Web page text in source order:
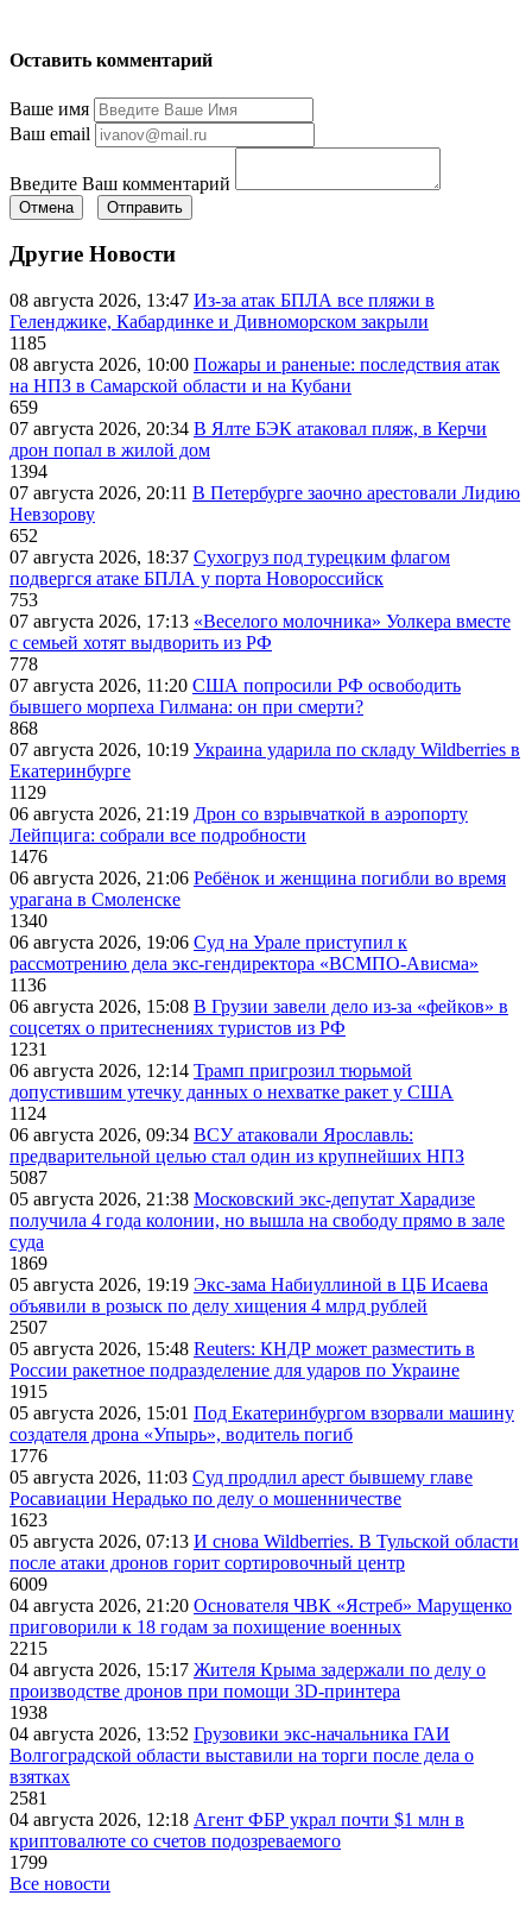
Оставить комментарий
Ваше имя
Ваш email
Введите Ваш комментарий
Отмена Отправить
Другие Новости
08 августа 2026, 13:47 Из-за атак БПЛА все пляжи в
Геленджике, Кабардинке и Дивноморском закрыли
1185
08 августа 2026, 10:00 Пожары и раненые: последствия атак
на НПЗ в Самарской области и на Кубани
659
07 августа 2026, 20:34 В Ялте БЭК атаковал пляж, в Керчи
дрон попал в жилой дом
1394
07 августа 2026, 20:11 В Петербурге заочно арестовали Лидию
Невзорову
652
07 августа 2026, 18:37 Сухогруз под турецким флагом
подвергся атаке БПЛА у порта Новороссийск
753
07 августа 2026, 17:13 «Веселого молочника» Уолкера вместе
с семьей хотят выдворить из РФ
778
07 августа 2026, 11:20 США попросили РФ освободить
бывшего морпеха Гилмана: он при смерти?
868
07 августа 2026, 10:19 Украина ударила по складу Wildberries в
Екатеринбурге
1129
06 августа 2026, 21:19 Дрон со взрывчаткой в аэропорту
Лейпцига: собрали все подробности
1476
06 августа 2026, 21:06 Ребёнок и женщина погибли во время
урагана в Смоленске
1340
06 августа 2026, 19:06 Суд на Урале приступил к
рассмотрению дела экс-гендиректора «ВСМПО-Ависма»
1136
06 августа 2026, 15:08 В Грузии завели дело из-за «фейков» в
соцсетях о притеснениях туристов из РФ
1231
06 августа 2026, 12:14 Трамп пригрозил тюрьмой
допустившим утечку данных о нехватке ракет у США
1124
06 августа 2026, 09:34 ВСУ атаковали Ярославль:
предварительной целью стал один из крупнейших НПЗ
5087
05 августа 2026, 21:38 Московский экс-депутат Харадизе
получила 4 года колонии, но вышла на свободу прямо в зале
суда
1869
05 августа 2026, 19:19 Экс-зама Набиуллиной в ЦБ Исаева
объявили в розыск по делу хищения 4 млрд рублей
2507
05 августа 2026, 15:48 Reuters: КНДР может разместить в
России ракетное подразделение для ударов по Украине
1915
05 августа 2026, 15:01 Под Екатеринбургом взорвали машину
создателя дрона «Упырь», водитель погиб
1776
05 августа 2026, 11:03 Суд продлил арест бывшему главе
Росавиации Нерадько по делу о мошенничестве
1623
05 августа 2026, 07:13 И снова Wildberries. В Тульской области
после атаки дронов горит сортировочный центр
6009
04 августа 2026, 21:20 Основателя ЧВК «Ястреб» Марущенко
приговорили к 18 годам за похищение военных
2215
04 августа 2026, 15:17 Жителя Крыма задержали по делу о
производстве дронов при помощи 3D‑принтера
1938
04 августа 2026, 13:52 Грузовики экс-начальника ГАИ
Волгоградской области выставили на торги после дела о
взятках
2581
04 августа 2026, 12:18 Агент ФБР украл почти $1 млн в
криптовалюте со счетов подозреваемого
1799
Все новости